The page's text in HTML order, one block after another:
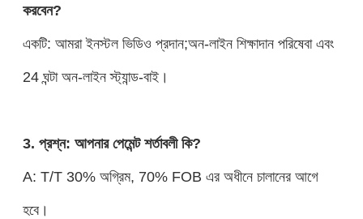
করবেন?
একটি: আমরা ইনস্টল ভিডিও প্রদান;অন-লাইন শিক্ষাদান পরিষেবা এবং
24 ঘন্টা অন-লাইন স্ট্যান্ড-বাই।
3. প্রশ্ন: আপনার পেমেন্ট শর্তাবলী কি?
A: T/T 30% অগ্রিম, 70% FOB এর অধীনে চালানের আগে
হবে।